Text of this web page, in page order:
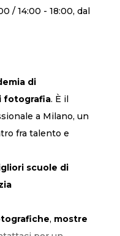
/ 14:00 - 18:00, dal
di
fotografia. È il
a Milano, un
fra talento e
scuole di
, mostre